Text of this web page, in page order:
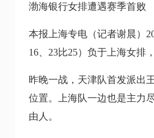
渤海银行女排遭遇赛季首败
本报上海专电（记者谢晨）
16、23比25）负于上海女排
昨晚一战，天津队首发派出
位置。上海队一边也是主力
由人。